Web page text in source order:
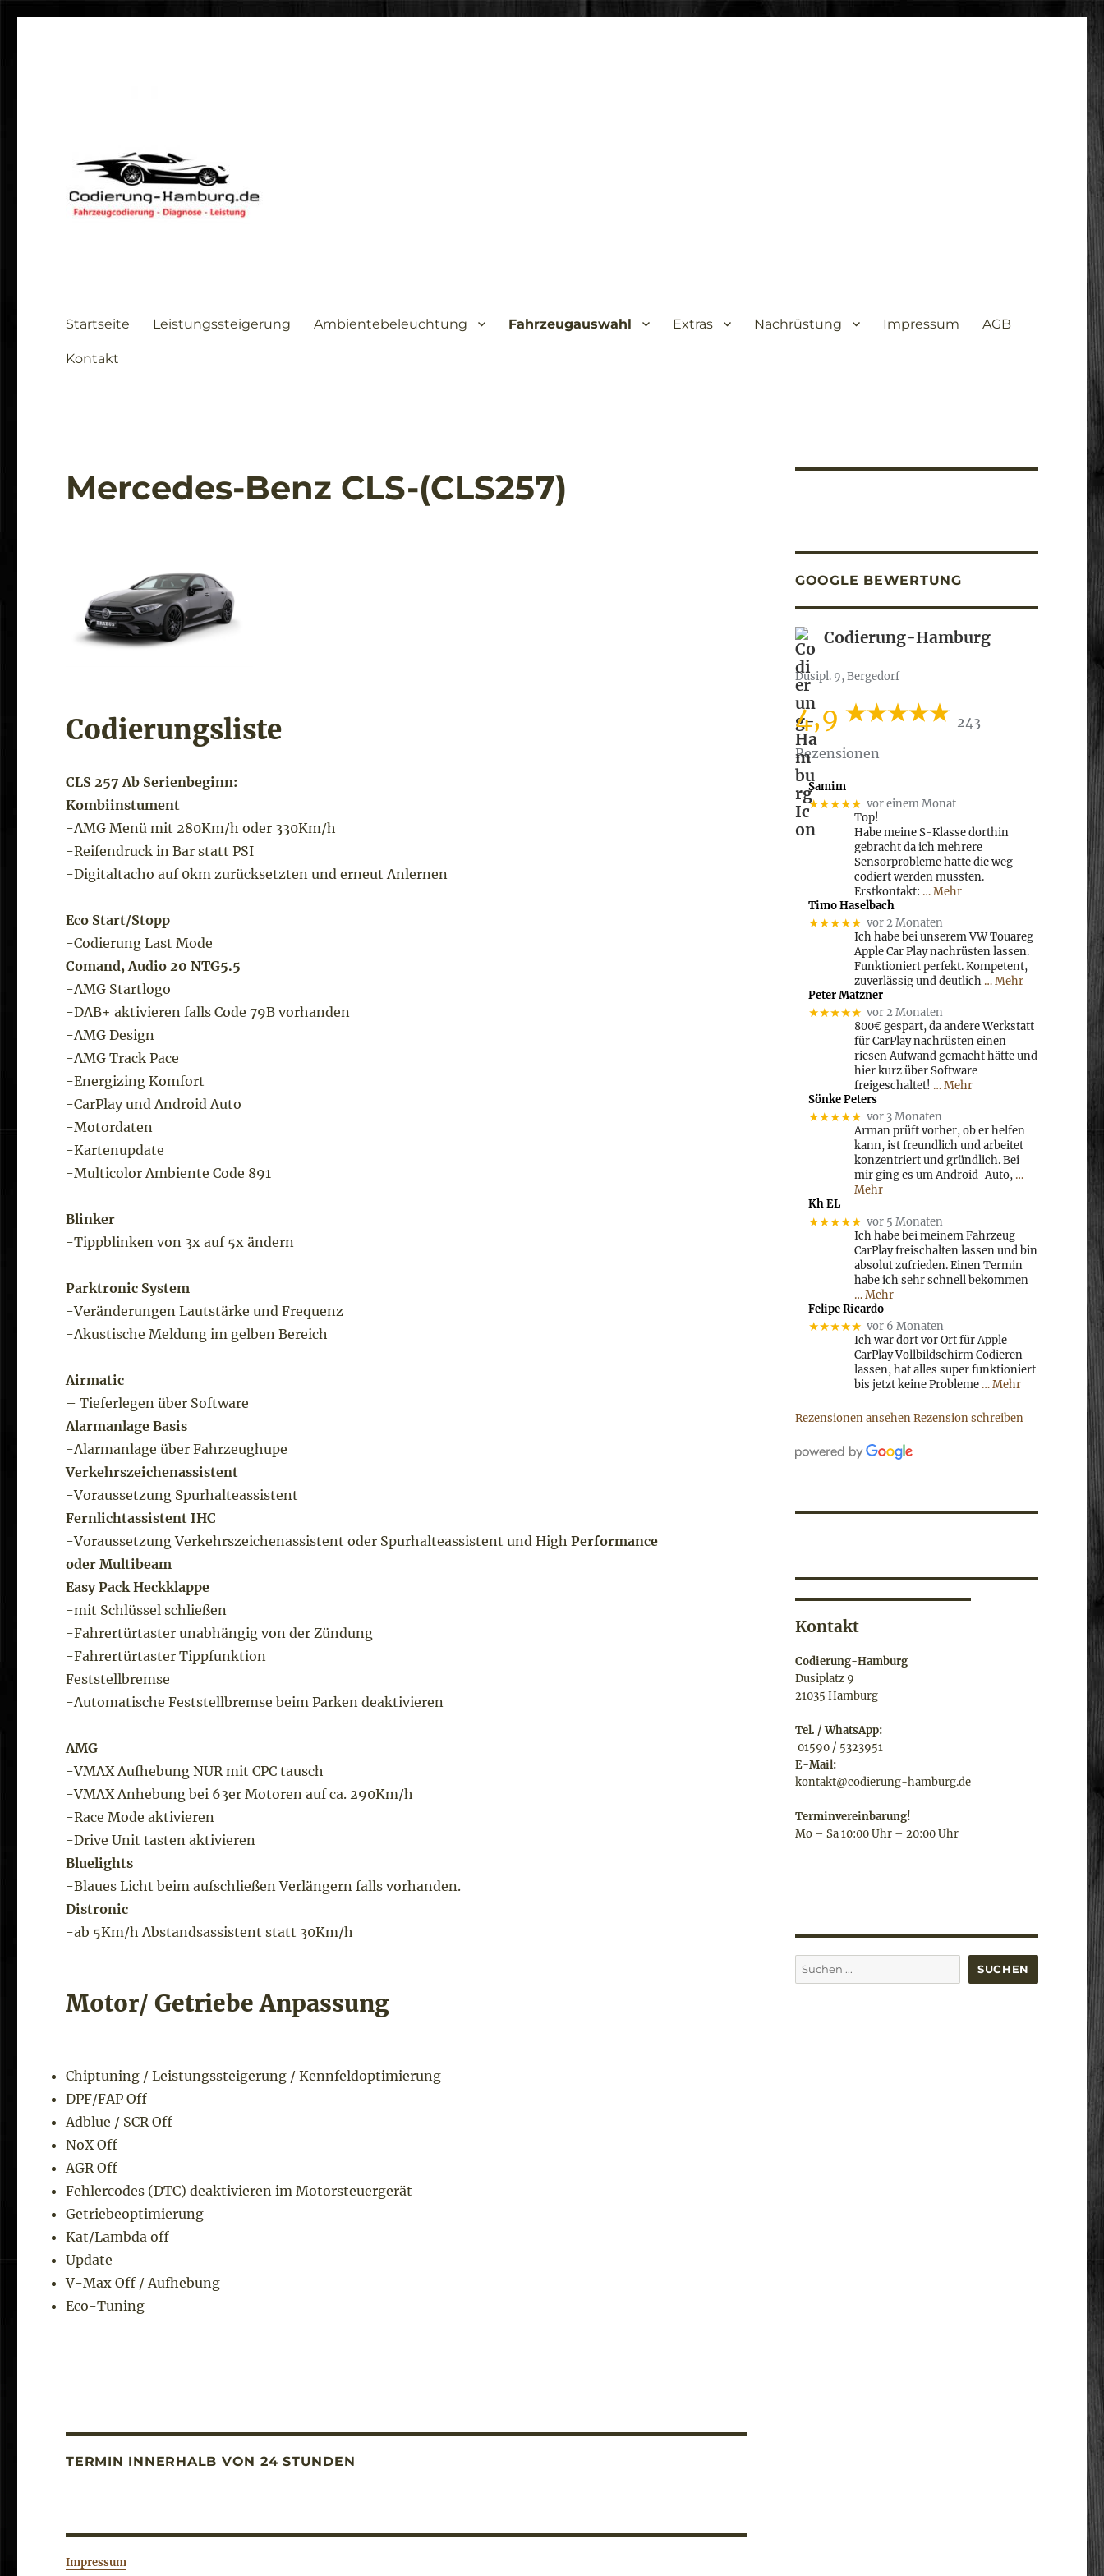
Startseite Leistungssteigerung Ambientebeleuchtung Fahrzeugauswahl Extras Nachrüstung Impressum AGB
Kontakt
Mercedes-Benz CLS-(CLS257)
Codierungsliste
CLS 257 Ab Serienbeginn:
Kombiinstument
-AMG Menü mit 280Km/h oder 330Km/h
-Reifendruck in Bar statt PSI
-Digitaltacho auf 0km zurücksetzten und erneut Anlernen
Eco Start/Stopp
-Codierung Last Mode
Comand, Audio 20 NTG5.5
-AMG Startlogo
-DAB+ aktivieren falls Code 79B vorhanden
-AMG Design
-AMG Track Pace
-Energizing Komfort
-CarPlay und Android Auto
-Motordaten
-Kartenupdate
-Multicolor Ambiente Code 891
Blinker
-Tippblinken von 3x auf 5x ändern
Parktronic System
-Veränderungen Lautstärke und Frequenz
-Akustische Meldung im gelben Bereich
Airmatic
– Tieferlegen über Software
Alarmanlage Basis
-Alarmanlage über Fahrzeughupe
Verkehrszeichenassistent
-Voraussetzung Spurhalteassistent
Fernlichtassistent IHC
-Voraussetzung Verkehrszeichenassistent oder Spurhalteassistent und HighPerformance
oder Multibeam
Easy Pack Heckklappe
-mit Schlüssel schließen
-Fahrertürtaster unabhängig von der Zündung
-Fahrertürtaster Tippfunktion
Feststellbremse
-Automatische Feststellbremse beim Parken deaktivieren
AMG
-VMAX Aufhebung NUR mit CPC tausch
-VMAX Anhebung bei 63er Motoren auf ca. 290Km/h
-Race Mode aktivieren
-Drive Unit tasten aktivieren
Bluelights
-Blaues Licht beim aufschließen Verlängern falls vorhanden.
Distronic
-ab 5Km/h Abstandsassistent statt 30Km/h
Motor/ Getriebe Anpassung
Chiptuning / Leistungssteigerung / Kennfeldoptimierung
DPF/FAP Off
Adblue / SCR Off
NoX Off
AGR Off
Fehlercodes (DTC) deaktivieren im Motorsteuergerät
Getriebeoptimierung
Kat/Lambda off
Update
V-Max Off / Aufhebung
Eco-Tuning
TERMIN INNERHALB VON 24 STUNDEN
Impressum
GOOGLE BEWERTUNG
Codierung-Hamburg
Dusipl. 9, Bergedorf
4,9
243
Rezensionen
Samim
★★★★★ vor einem Monat
Top!
Habe meine S-Klasse dorthin
gebracht da ich mehrere
Sensorprobleme hatte die weg
codiert werden mussten.
Erstkontakt: … Mehr
Timo Haselbach
★★★★★ vor 2 Monaten
Ich habe bei unserem VW Touareg
Apple Car Play nachrüsten lassen.
Funktioniert perfekt. Kompetent,
zuverlässig und deutlich … Mehr
Peter Matzner
★★★★★ vor 2 Monaten
800€ gespart, da andere Werkstatt
für CarPlay nachrüsten einen
riesen Aufwand gemacht hätte und
hier kurz über Software
freigeschaltet! … Mehr
Sönke Peters
★★★★★ vor 3 Monaten
Arman prüft vorher, ob er helfen
kann, ist freundlich und arbeitet
konzentriert und gründlich. Bei
mir ging es um Android-Auto, …
Mehr
Kh EL
★★★★★ vor 5 Monaten
Ich habe bei meinem Fahrzeug
CarPlay freischalten lassen und bin
absolut zufrieden. Einen Termin
habe ich sehr schnell bekommen
… Mehr
Felipe Ricardo
★★★★★ vor 6 Monaten
Ich war dort vor Ort für Apple
CarPlay Vollbildschirm Codieren
lassen, hat alles super funktioniert
bis jetzt keine Probleme … Mehr
Rezensionen ansehenRezension schreiben
Kontakt
Codierung-Hamburg
Dusiplatz 9
21035 Hamburg
Tel. / WhatsApp:
01590 / 5323951
E-Mail:
kontakt@codierung-hamburg.de
Terminvereinbarung!
Mo – Sa 10:00 Uhr – 20:00 Uhr
Suchen SUCHEN